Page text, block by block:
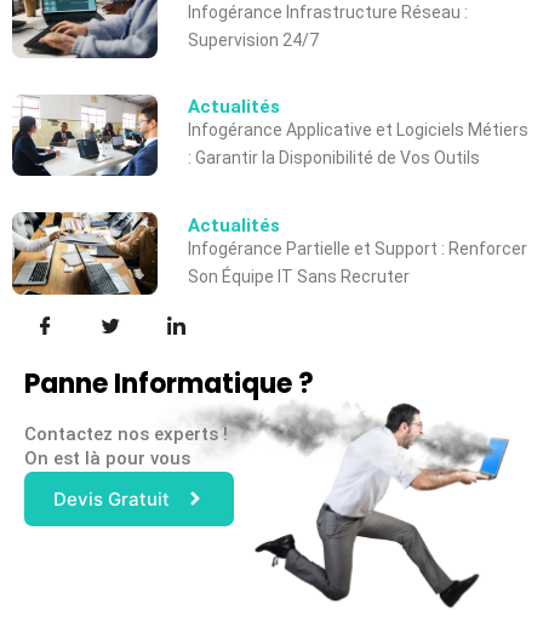
Infogérance Infrastructure Réseau :
Supervision 24/7
Actualités
Infogérance Applicative et Logiciels Métiers
: Garantir la Disponibilité de Vos Outils
Actualités
Infogérance Partielle et Support : Renforcer
Son Équipe IT Sans Recruter
Panne Informatique ?
Contactez nos experts !
On est là pour vous
Devis Gratuit